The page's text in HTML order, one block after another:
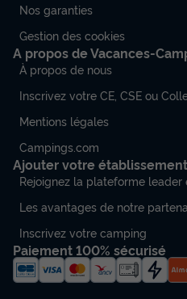
Nos garanties
Gestion des cookies
A propos de Vacances-
À propos de nous
Inscrivez votre CE, CSE ou
Mentions légales
Campings.com
Ajouter votre établissement
Rejoignez la plateforme leader
Les avantages de notre
Inscrivez votre camping
Paiement 100% sécurisé